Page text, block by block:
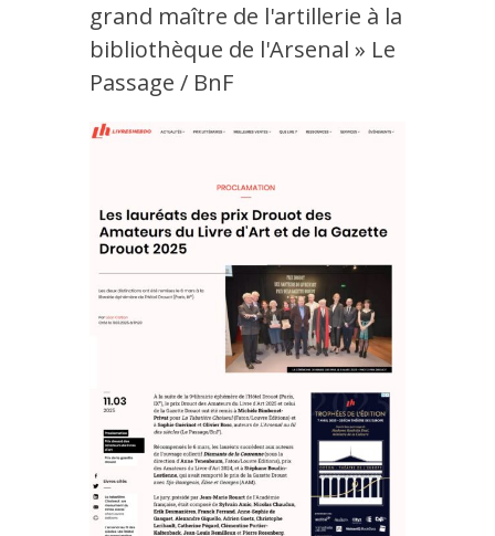
grand maître de l'artillerie à la
bibliothèque de l'Arsenal » Le
Passage / BnF